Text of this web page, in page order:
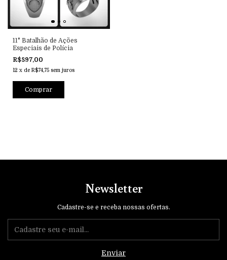
11° Batalhão de Ações
Especiais de Polícia
R$897,00
12 x de R$74,75 sem juros
Comprar
Newsletter
Cadastre-se e receba nossas ofertas.